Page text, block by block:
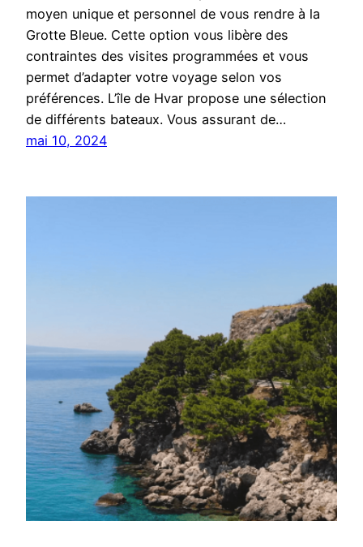
moyen unique et personnel de vous rendre à la
Grotte Bleue. Cette option vous libère des
contraintes des visites programmées et vous
permet d’adapter votre voyage selon vos
préférences. L’île de Hvar propose une sélection
de différents bateaux. Vous assurant de…
mai 10, 2024